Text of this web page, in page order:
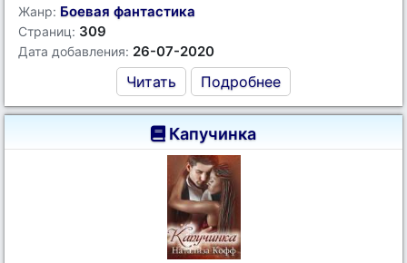
Жанр: Боевая фантастика
Страниц: 309
Дата добавления: 26-07-2020
Читать Подробнее
Капучинка